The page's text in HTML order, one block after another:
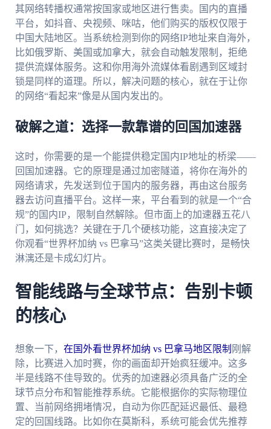
其网络转播权通常按国家或地区进行售卖。国内的直播
平台，如抖音、央视频、咪咕，他们购买的版权仅限于
中国大陆地区。当系统检测到你的网络IP地址来自海外，
比如俄罗斯、美国或加拿大，就会自动触发限制，拒绝
提供流媒体服务。这和你用海外流媒体看剧遇到区域封
锁是同样的道理。所以，解决问题的核心，就在于让你
的网络“看起来”像是从国内发出的。
破解之道：选择一款靠谱的回国加速器
这时，你需要的是一个能提供稳定国内IP地址的桥梁——
回国加速器。它的原理是通过加密隧道，将你在海外的
网络请求，先发送到位于国内的服务器，再由这台服务
器去访问直播平台。这样一来，平台看到的就是一个“合
规”的国内IP，限制自然解除。但市面上的加速器五花八
门，如何挑选？关键在于几个硬核功能，这直接决定了
你观看“世界杯加纳 vs 巴拿马”这类关键比赛时，是畅快
淋漓还是卡成幻灯片。
智能线路与全球节点：告别卡顿
的核心
想象一下， 在国外看世界杯加纳 vs 巴拿马地区限制 刚解
除，比赛进入加时赛，你的画面却开始疯狂缓冲。这多
半是线路不佳导致的。优秀的加速器必须具备广泛的全
球节点分布和智能推荐系统。它能根据你的实际物理位
置、当前网络拥堵情况，自动为你匹配延迟最低、最稳
定的回国线路。比如你在莫斯科，系统可能会优先推荐